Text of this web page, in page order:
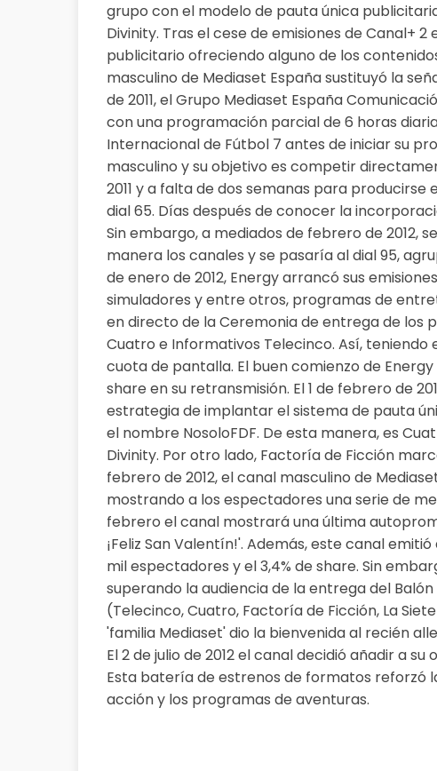
grupo con el modelo de pauta única
Divinity. Tras el cese de emisiones de Canal+
publicitario ofreciendo alguno de los
masculino de Mediaset España sustituyó la
de 2011, el Grupo Mediaset España
con una programación parcial de 6 horas
Internacional de Fútbol 7 antes de iniciar su
masculino y su objetivo es competir
2011 y a falta de dos semanas para
dial 65. Días después de conocer la
Sin embargo, a mediados de febrero de 2012,
manera los canales y se pasaría al dial 95,
de enero de 2012, Energy arrancó sus
simuladores y entre otros, programas de
en directo de la Ceremonia de entrega de los
Cuatro e Informativos Telecinco. Así, teniendo
cuota de pantalla. El buen comienzo de
share en su retransmisión. El 1 de febrero de
estrategia de implantar el sistema de pauta
el nombre NosoloFDF. De esta manera, es
Divinity. Por otro lado, Factoría de Ficción
febrero de 2012, el canal masculino de
mostrando a los espectadores una serie de
febrero el canal mostrará una última
¡Feliz San Valentín!'. Además, este canal
mil espectadores y el 3,4% de share. Sin
superando la audiencia de la entrega del
(Telecinco, Cuatro, Factoría de Ficción, La
'familia Mediaset' dio la bienvenida al recién
El 2 de julio de 2012 el canal decidió añadir a
Esta batería de estrenos de formatos reforzó
acción y los programas de aventuras.